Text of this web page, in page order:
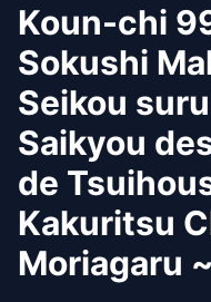
Koun-chi
Sokushi
Seikou
Saikyou
de
Kakuritsu
Moriagaru ~